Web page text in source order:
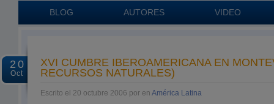
BLOG AUTORES VIDEO
20
Oct
XVI CUMBRE IBEROAMERICANA EN
RECURSOS NATURALES)
Escrito el 20 octubre 2006 por en América Latina